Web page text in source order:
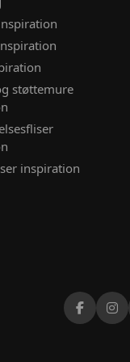
støttemure
inspiration